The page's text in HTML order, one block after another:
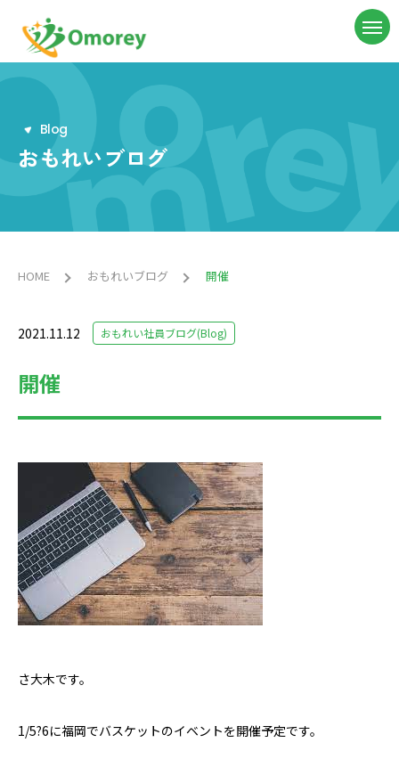
Blog
おもれいブログ
HOME おもれいブログ 開催
2021.11.12 おもれい社員ブログ(Blog)
開催
さ大木です。
1/5?6に福岡でバスケットのイベントを開催予定です。